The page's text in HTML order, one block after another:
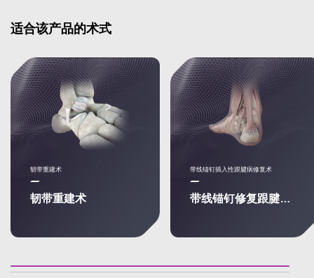
适合该产品的术式
韧带重建术
韧带重建术
带线锚钉插入性跟腱病修复术
带线锚钉修复跟腱断裂